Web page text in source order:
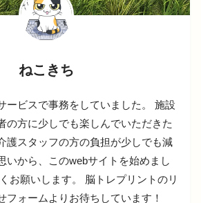
ねこきち
ービスで事務をしていました。 施設
の方に少しでも楽しんでいただきた
護スタッフの方の負担が少しでも減
いから、このwebサイトを始めまし
お願いします。 脳トレプリントのリ
フォームよりお待ちしています！